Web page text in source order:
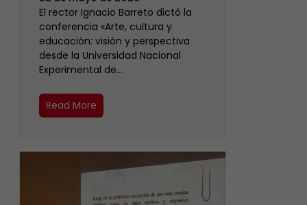
El rector Ignacio Barreto dictó la
conferencia «Arte, cultura y
educación: visión y perspectiva
desde la Universidad Nacional
Experimental de…
Read More